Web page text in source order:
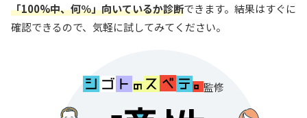
「100%中、何％」向いているか診断できます。結果はすぐに
確認できるので、気軽に試してみてください。
監修